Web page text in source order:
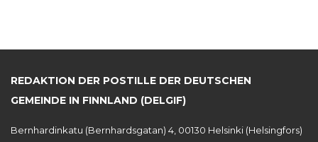
REDAKTION DER POSTILLE DER DEUTSCHEN
GEMEINDE IN FINNLAND (DELGIF)
Bernhardinkatu (Bernhardsgatan) 4, 00130 Helsinki (Helsingfors)